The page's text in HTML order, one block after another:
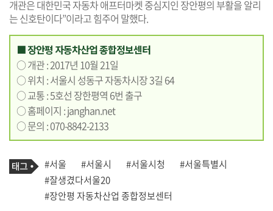
개관은 대한민국 자동차 애프터마켓 중심지인 장안평의 부활을 알리
는 신호탄이다”이라고 힘주어 말했다.
■ 장안평 자동차산업 종합정보센터
○ 개관 : 2017년 10월 21일
○ 위치 : 서울시 성동구 자동차시장 3길 64
○ 교통 : 5호선 장한평역 6번 출구
○ 홈페이지 :janghan.net
○ 문의 : 070-8842-2133
기
사
관
련
태
태
그
#서울 #서울시 #서울시청
#서울특별시
#잘생겼다서울20
#장안평 자동차산업 종합정보센터